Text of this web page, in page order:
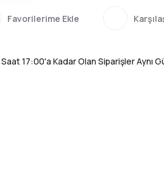
Saat 17:00'a Kadar Olan Siparişler Aynı